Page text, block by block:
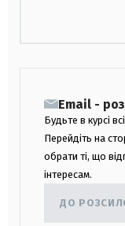
Email -
Будьте в курсі
Перейдіть на
обрати ті, що
інтересам.
ДО